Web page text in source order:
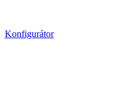
Konfigurátor